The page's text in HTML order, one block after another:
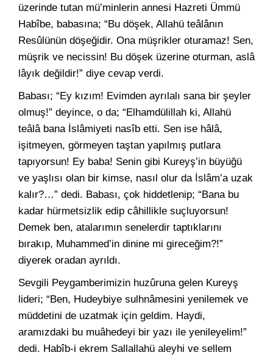
üzerinde tutan mü’minlerin annesi Hazreti Ümmü
Habîbe, babasına; “Bu döşek, Allahü teâlânın
Resûlünün döşeğidir. Ona müşrikler oturamaz! Sen,
müşrik ve necissin! Bu döşek üzerine oturman, aslâ
lâyık değildir!” diye cevap verdi.
Babası; “Ey kızım! Evimden ayrılalı sana bir şeyler
olmuş!” deyince, o da; “Elhamdülillah ki, Allahü
teâlâ bana İslâmiyeti nasîb etti. Sen ise hâlâ,
işitmeyen, görmeyen taştan yapılmış putlara
tapıyorsun! Ey baba! Senin gibi Kureyş’in büyüğü
ve yaşlısı olan bir kimse, nasıl olur da İslâm’a uzak
kalır?…” dedi. Babası, çok hiddetlenip; “Bana bu
kadar hürmetsizlik edip câhillikle suçluyorsun!
Demek ben, atalarımın senelerdir taptıklarını
bırakıp, Muhammed’in dinine mi gireceğim?!”
diyerek oradan ayrıldı.
Sevgili Peygamberimizin huzûruna gelen Kureyş
lideri; “Ben, Hudeybiye sulhnâmesini yenilemek ve
müddetini de uzatmak için geldim. Haydi,
aramızdaki bu muâhedeyi bir yazı ile yenileyelim!”
dedi. Habîb-i ekrem Sallallahü aleyhi ve sellem